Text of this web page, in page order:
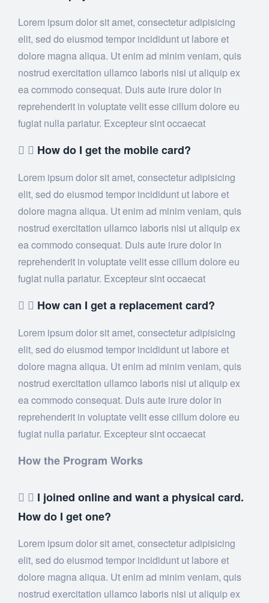
Lorem ipsum dolor sit amet, consectetur adipisicing
elit, sed do eiusmod tempor incididunt ut labore et
dolore magna aliqua. Ut enim ad minim veniam, quis
nostrud exercitation ullamco laboris nisi ut aliquip ex
ea commodo consequat. Duis aute irure dolor in
reprehenderit in voluptate velit esse cillum dolore eu
fugiat nulla pariatur. Excepteur sint occaecat
How do I get the mobile card?
Lorem ipsum dolor sit amet, consectetur adipisicing
elit, sed do eiusmod tempor incididunt ut labore et
dolore magna aliqua. Ut enim ad minim veniam, quis
nostrud exercitation ullamco laboris nisi ut aliquip ex
ea commodo consequat. Duis aute irure dolor in
reprehenderit in voluptate velit esse cillum dolore eu
fugiat nulla pariatur. Excepteur sint occaecat
How can I get a replacement card?
Lorem ipsum dolor sit amet, consectetur adipisicing
elit, sed do eiusmod tempor incididunt ut labore et
dolore magna aliqua. Ut enim ad minim veniam, quis
nostrud exercitation ullamco laboris nisi ut aliquip ex
ea commodo consequat. Duis aute irure dolor in
reprehenderit in voluptate velit esse cillum dolore eu
fugiat nulla pariatur. Excepteur sint occaecat
How the Program Works
I joined online and want a physical card.
How do I get one?
Lorem ipsum dolor sit amet, consectetur adipisicing
elit, sed do eiusmod tempor incididunt ut labore et
dolore magna aliqua. Ut enim ad minim veniam, quis
nostrud exercitation ullamco laboris nisi ut aliquip ex